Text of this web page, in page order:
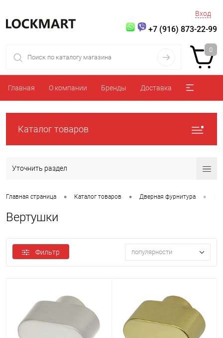
Вход
+7 (916) 873-22-99
0
Главная О компании Бренды Доставка
Каталог товаров
Уточнить раздел
Главная страница • Каталог товаров • Дверная фурнитура •
Вертушки
Фильтр популярности